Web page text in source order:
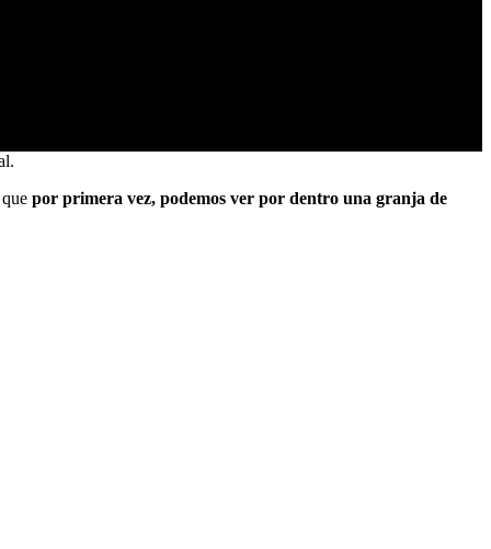
por primera vez, podemos ver por dentro una granja de